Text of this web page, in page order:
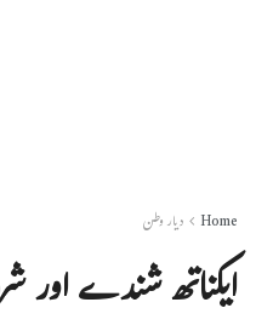
Home دیار وطن
ایکناتھ شندے اور